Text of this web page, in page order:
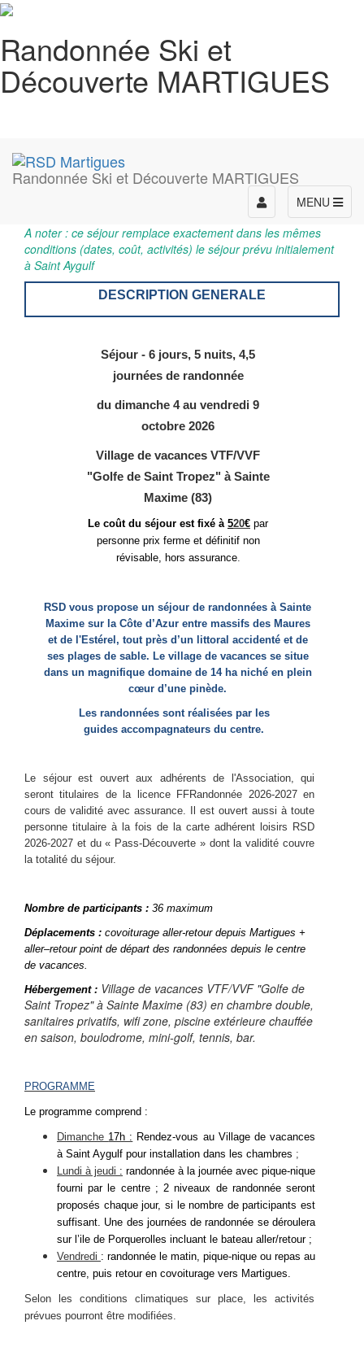
Randonnée Ski et
Découverte MARTIGUES
Randonnée Ski et Découverte MARTIGUES
MENU
Toggle
navigation
A noter : ce séjour remplace exactement dans les mêmes
conditions (dates, coût, activités) le séjour prévu initialement
à Saint Aygulf
DESCRIPTION GENERALE
Séjour - 6 jours, 5 nuits, 4,5
journées de randonnée
du dimanche 4 au vendredi 9
octobre 2026
Village de vacances VTF/VVF
"Golfe de Saint Tropez" à Sainte
Maxime (83)
Le coût du séjour est fixé à 520€ par
personne prix ferme et définitif non
révisable, hors assurance.
RSD vous propose un séjour de randonnées à Sainte
Maxime sur la Côte d’Azur entre massifs des Maures
et de l'Estérel, tout près d’un littoral accidenté et de
ses plages de sable. Le village de vacances se situe
dans un magnifique domaine de 14 ha niché en plein
cœur d’une pinède.
Les randonnées sont réalisées par les
guides accompagnateurs du centre.
Le séjour est ouvert aux adhérents de l'Association, qui
seront titulaires de la licence FFRandonnée 2026-2027 en
cours de validité avec assurance. Il est ouvert aussi à toute
personne titulaire à la fois de la carte adhérent loisirs RSD
2026-2027 et du « Pass-Découverte » dont la validité couvre
la totalité du séjour.
Nombre de participants : 36 maximum
Déplacements : covoiturage aller-retour depuis Martigues +
aller–retour point de départ des randonnées depuis le centre
de vacances.
Hébergement : Village de vacances VTF/VVF "Golfe de
Saint Tropez" à Sainte Maxime (83) en chambre double,
sanitaires privatifs, wifi zone, piscine extérieure chauffée
en saison, boulodrome, mini-golf, tennis, bar.
PROGRAMME
Le programme comprend :
Dimanche 17h : Rendez-vous au Village de vacances
à Saint Aygulf pour installation dans les chambres ;
Lundi à jeudi : randonnée à la journée avec pique-nique
fourni par le centre ; 2 niveaux de randonnée seront
proposés chaque jour, si le nombre de participants est
suffisant. Une des journées de randonnée se déroulera
sur l’ile de Porquerolles incluant le bateau aller/retour ;
Vendredi : randonnée le matin, pique-nique ou repas au
centre, puis retour en covoiturage vers Martigues.
Selon les conditions climatiques sur place, les activités
prévues pourront être modifiées.